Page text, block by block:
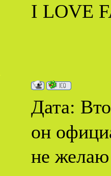
I LOVE
Дата:
он
не